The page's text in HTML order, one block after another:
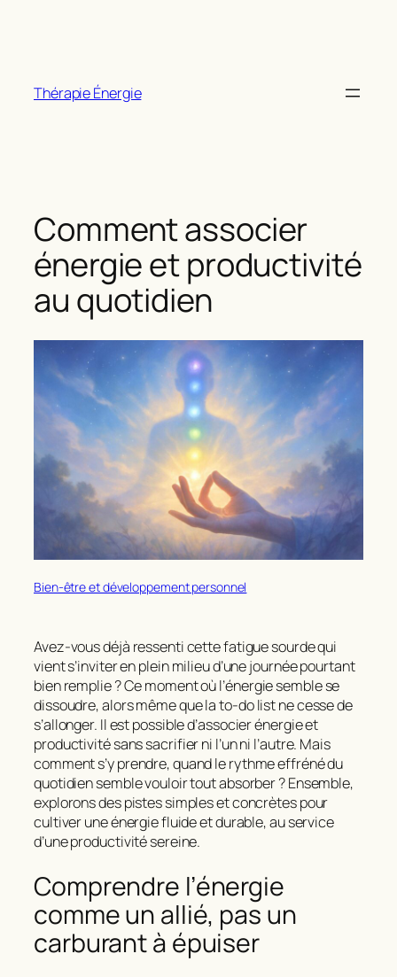
Thérapie Énergie
Comment associer
énergie et productivité
au quotidien
Bien-être et développement personnel
Avez-vous déjà ressenti cette fatigue sourde qui
vient s’inviter en plein milieu d’une journée pourtant
bien remplie ? Ce moment oùl’énergie semble se
dissoudre, alors même que la to-do list ne cesse de
s’allonger. Il est possible d’associer énergie et
productivitésans sacrifier ni l’un ni l’autre. Mais
comment s’y prendre, quand le rythme effréné du
quotidien semble vouloir tout absorber ? Ensemble,
explorons des pistes simples et concrètes pour
cultiver une énergie fluide et durable, au service
d’une productivité sereine.
Comprendre l’énergie
comme un allié, pas un
carburant à épuiser